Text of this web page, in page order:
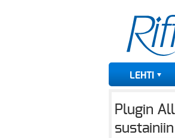
LEHTI
Plugin
sustainiin